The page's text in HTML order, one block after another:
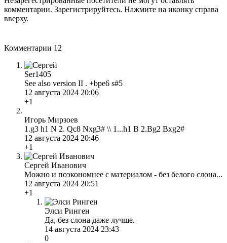
комментарии. Зарегистрируйтесь. Нажмите на иконку справа
вверху.
Комментарии 12
Ser1405
See also version II . +bpe6 s#5
12 августа 2024 20:06
+1
Игорь Мирзоев
1.g3 h1 N 2. Qc8 Nxg3# \\ 1...h1 B 2.Bg2 Bxg2#
12 августа 2024 20:46
+1
Сергей Иванович
Можно и поэкономнее с материалом - без белого слона...
12 августа 2024 20:51
+1
Элси Ринген
Да, без слона даже лучше.
14 августа 2024 23:43
0